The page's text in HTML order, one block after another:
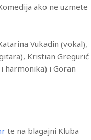
ako ne uzmete
Vukadin (vokal),
Kristian Gregurić
harmonika) i Goran
te na blagajni Kluba